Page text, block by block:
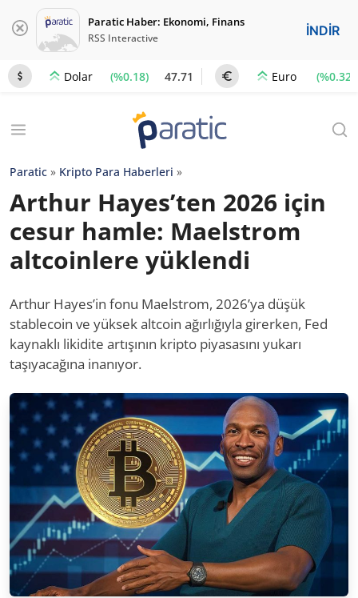
Paratic Haber: Ekonomi, Finans
RSS Interactive İNDİR
Dolar (%0.18) 47.71 Euro (%0.32)
Paratic » Kripto Para Haberleri »
Arthur Hayes’ten 2026 için
cesur hamle: Maelstrom
altcoinlere yüklendi
Arthur Hayes’in fonu Maelstrom, 2026’ya düşük
stablecoin ve yüksek altcoin ağırlığıyla girerken, Fed
kaynaklı likidite artışının kripto piyasasını yukarı
taşıyacağına inanıyor.